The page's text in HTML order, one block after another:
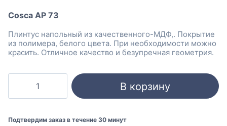
600 ₽.
Cosca AP 73
Плинтус напольный из качественного-МДФ,. Покрытие
из полимера, белого цвета. При необходимости можно
красить. Отличное качество и безупречная геометрия.
AP
В корзину
Подтвердим заказ в течение 30 минут